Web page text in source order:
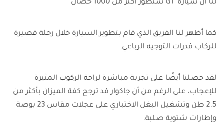
لنا أن سيارة GT ستطور أكثر من 1000 حصان
كما أظهر لنا الفريق الذي قام بتطوير السيارة خلال رحلة قصيرة
للركاب قدرات التوجيه الرباعي.
لقد حصلنا أيضًا على تجربة مباشرة لراحة الركوب المثيرة
للإعجاب، على الرغم من أن جاكوار قد ترجح كفة الميزان بأكثر من
2.5 طن وتشغيل البغل الاختباري على عجلات مقاس 23 بوصة
وإطارات شتوية صلبة.